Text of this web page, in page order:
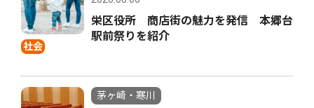
社会
栄区役所 商店街の魅力を発信 本郷台
駅前祭りを紹介
茅ヶ崎・寒川